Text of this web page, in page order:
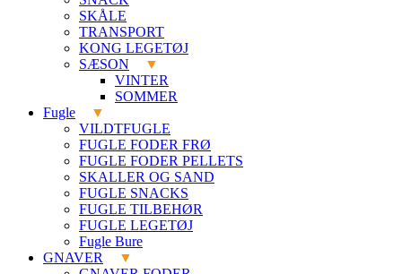
SKÅLE
TRANSPORT
KONG LEGETØJ
SÆSON
VINTER
SOMMER
Fugle
VILDTFUGLE
FUGLE FODER FRØ
FUGLE FODER PELLETS
SKALLER OG SAND
FUGLE SNACKS
FUGLE TILBEHØR
FUGLE LEGETØJ
Fugle Bure
GNAVER